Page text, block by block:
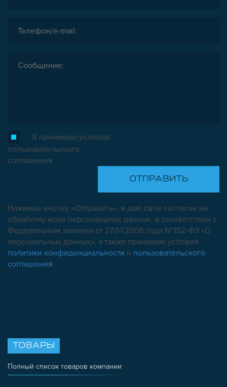
Я принимаю условия
пользовательского
соглашения
Нажимая кнопку «Отправить», я даю свое согласие на
обработку моих персональных данных, в соответствии с
Федеральным законом от 27.07.2006 года №152-ФЗ «О
персональных данных», а также принимаю условия
политики конфиденциальности и пользовательского
соглашения.
ТОВАРЫ
Полный список товаров компании